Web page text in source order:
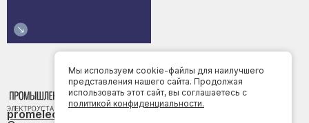
promelectroustanovki@yandex.ru
Мы используем cookie-файлы для наилучшего
представления нашего сайта. Продолжая
использовать этот сайт, вы соглашаетесь c
политикой конфиденциальности.